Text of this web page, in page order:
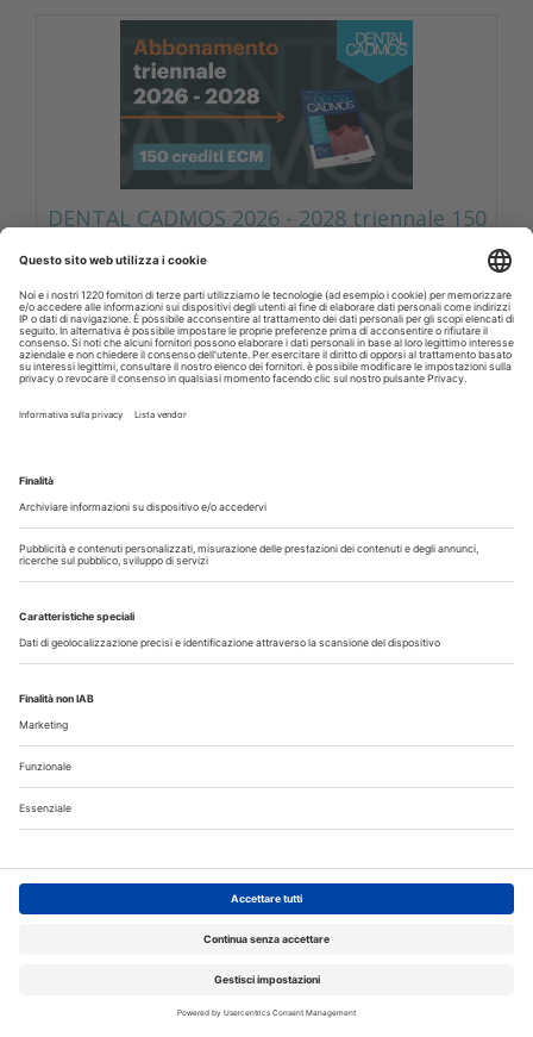
DENTAL CADMOS 2026 - 2028 triennale 150
crediti ECM
Crediti ECM:150 crediti
Prezzo:280,00 € IVA inclusa
Libri